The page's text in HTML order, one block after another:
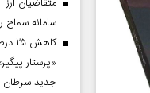
سامانه سماح
جدید سرطان